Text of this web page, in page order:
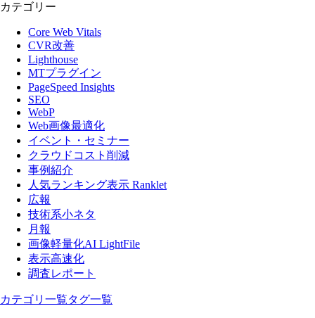
カテゴリー
Core Web Vitals
CVR改善
Lighthouse
MTプラグイン
PageSpeed Insights
SEO
WebP
Web画像最適化
イベント・セミナー
クラウドコスト削減
事例紹介
人気ランキング表示 Ranklet
広報
技術系小ネタ
月報
画像軽量化AI LightFile
表示高速化
調査レポート
カテゴリ一覧タグ一覧